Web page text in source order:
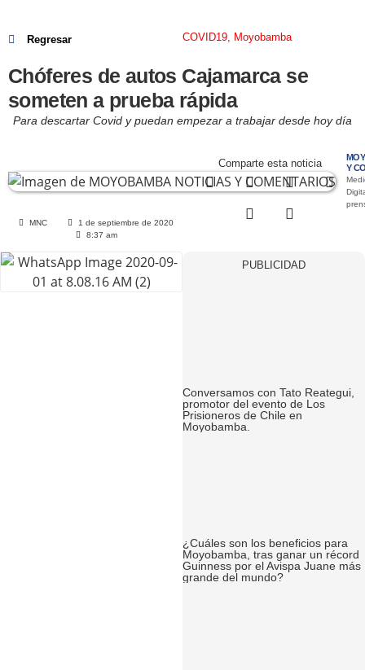
Regresar COVID19, Moyobamba
Chóferes de autos Cajamarca se
someten a prueba rápida
Para descartar Covid y puedan empezar a trabajar desde hoy día
Y
MNC
1 de septiembre de 2020
8:37 am
Comparte esta noticia
PUBLICIDAD
Conversamos con Tato Reategui,
promotor del evento de Los
Prisioneros de Chile en
Moyobamba.
¿Cuáles son los beneficios para
Moyobamba, tras ganar un récord
Guinness por el Avispa Juane más
grande del mundo?